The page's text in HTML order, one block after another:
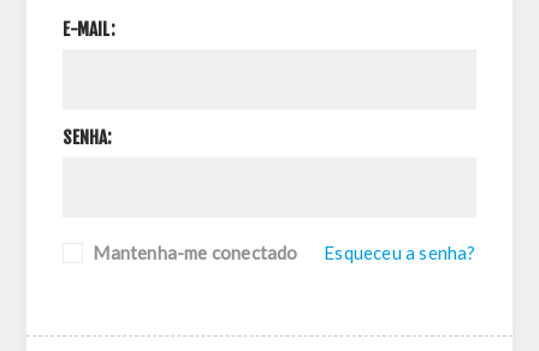
E-MAIL:
SENHA:
Mantenha-me conectado Esqueceu a senha?